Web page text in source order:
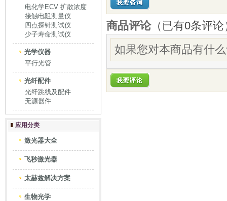
电化学ECV 扩散浓度
接触电阻测量仪
四点探针测试仪
少子寿命测试仪
光学仪器
平行光管
光纤配件
光纤跳线及配件
无源器件
应用分类
激光器大全
飞秒激光器
太赫兹解决方案
生物光学
商品评论（已有0条评论
如果您对本商品有什